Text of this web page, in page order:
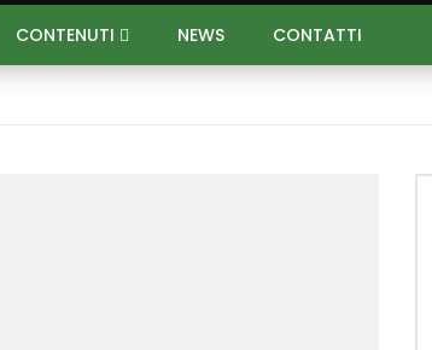
CONTENUTI NEWS CONTATTI